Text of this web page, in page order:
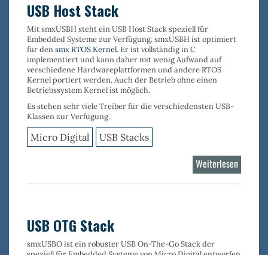
USB Host Stack
MitsmxUSBH steht ein USB Host Stack speziell für
Embedded Systeme zur Verfügung. smxUSBH ist optimiert
für den smx RTOS Kernel. Er ist vollständig in C
implementiert und kann daher mit wenig Aufwand auf
verschiedene Hardwareplattformen und andere RTOS
Kernel portiert werden. Auch der Betrieb ohne einen
Betriebssystem Kernel ist möglich.
Es stehen sehr vieleTreiberfür die verschiedensten USB-
Klassen zur Verfügung.
Micro Digital USB Stacks
Weiterlesen
USB
USB OTG Stack
smxUSBOist ein robusterUSB On-The-Go Stackder